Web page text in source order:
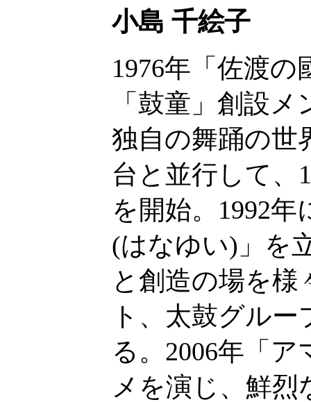
小島 千絵子
1976年「佐渡の
「鼓童」創設
独自の舞踊の世
台と並行して、
を開始。1992
(はなゆい)」を
と創造の場を
ト、太鼓グル
る。2006年「
メを演じ、鮮烈